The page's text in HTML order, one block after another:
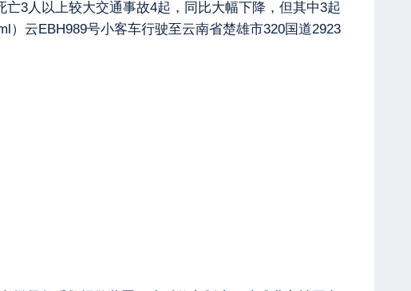
3人以上较大交通事故4起，同比大幅下降，但其中3起
云EBH989号小客车行驶至云南省楚雄市320国道2923